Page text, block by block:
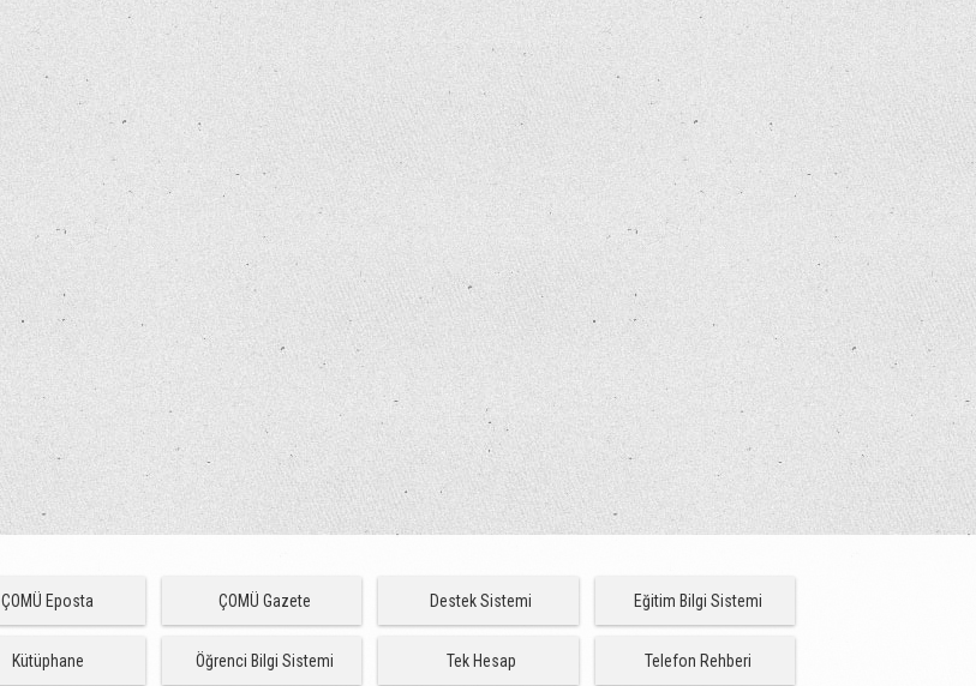
ÇOMÜ Eposta ÇOMÜ Gazete Destek Sistemi Eğitim Bilgi Sistemi
Kütüphane Öğrenci Bilgi Sistemi Tek Hesap Telefon Rehberi